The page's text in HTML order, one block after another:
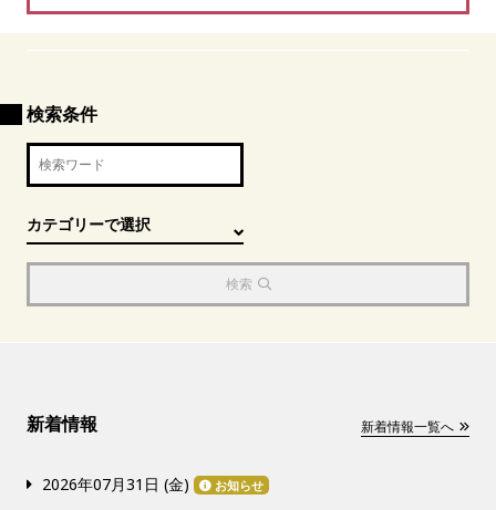
検索条件
検索
新着情報 新着情報一覧へ
2026年07月31日 (金) お知らせ